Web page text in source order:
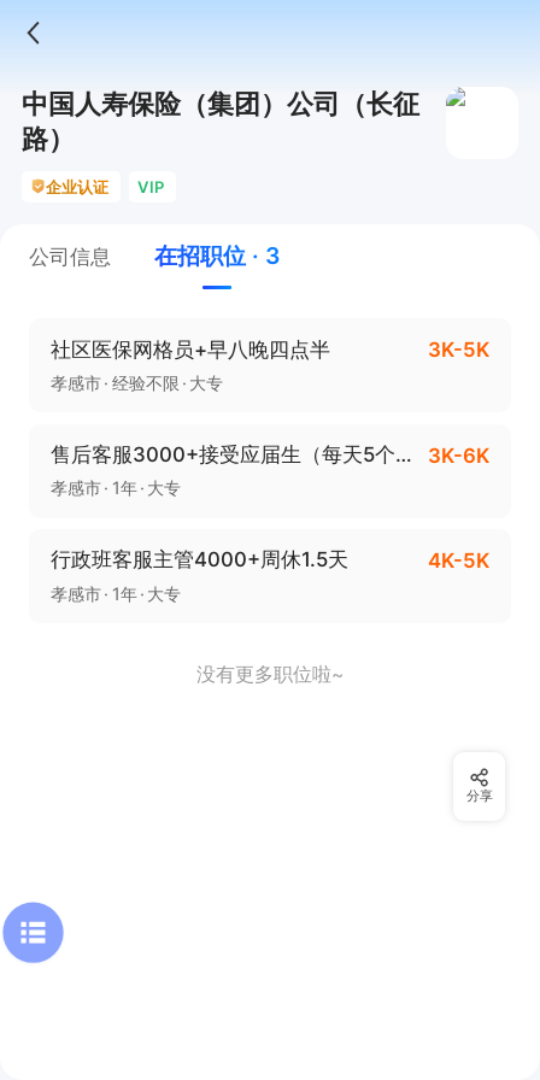
中国人寿保险（集团）公司（长征
路）
企业认证 VIP
公司信息 在招职位 · 3
社区医保网格员+早八晚四点半 3K-5K
孝感市 经验不限 大专
售后客服3000+接受应届生（每天5个半小时） 3K-6K
孝感市 1年 大专
行政班客服主管4000+周休1.5天 4K-5K
孝感市 1年 大专
没有更多职位啦~
分享